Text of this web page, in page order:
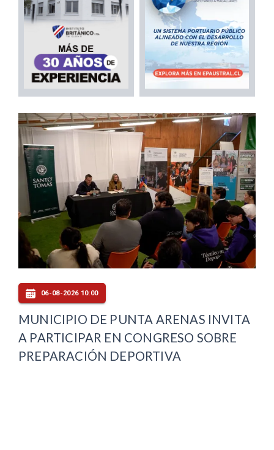
06-08-2026 10:00
MUNICIPIO DE PUNTA ARENAS INVITA
A PARTICIPAR EN CONGRESO SOBRE
PREPARACIÓN DEPORTIVA